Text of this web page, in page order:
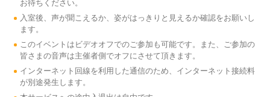
お待ちください。
入室後、声が聞こえるか、姿がはっきりと見えるか確認をお願いし
ます。
このイベントはビデオオフでのご参加も可能です。また、ご参加の
皆さまの音声は主催者側でオフにさせて頂きます。
インターネット回線を利用した通信のため、インターネット接続料
が別途発生します。